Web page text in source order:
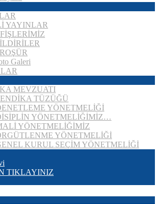
YAYINLAR
Galeri
MEVZUATI
TÜZÜĞÜ
YÖNETMELİĞİ
YÖNETMELİĞİMİZ…
YÖNETMELİĞİMİZ
YÖNETMELİĞİ
KURUL SEÇİM YÖNETMELİĞİ
TIKLAYINIZ